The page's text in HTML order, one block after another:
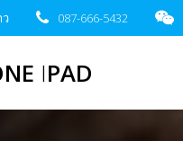
087-666-5432
IPAD